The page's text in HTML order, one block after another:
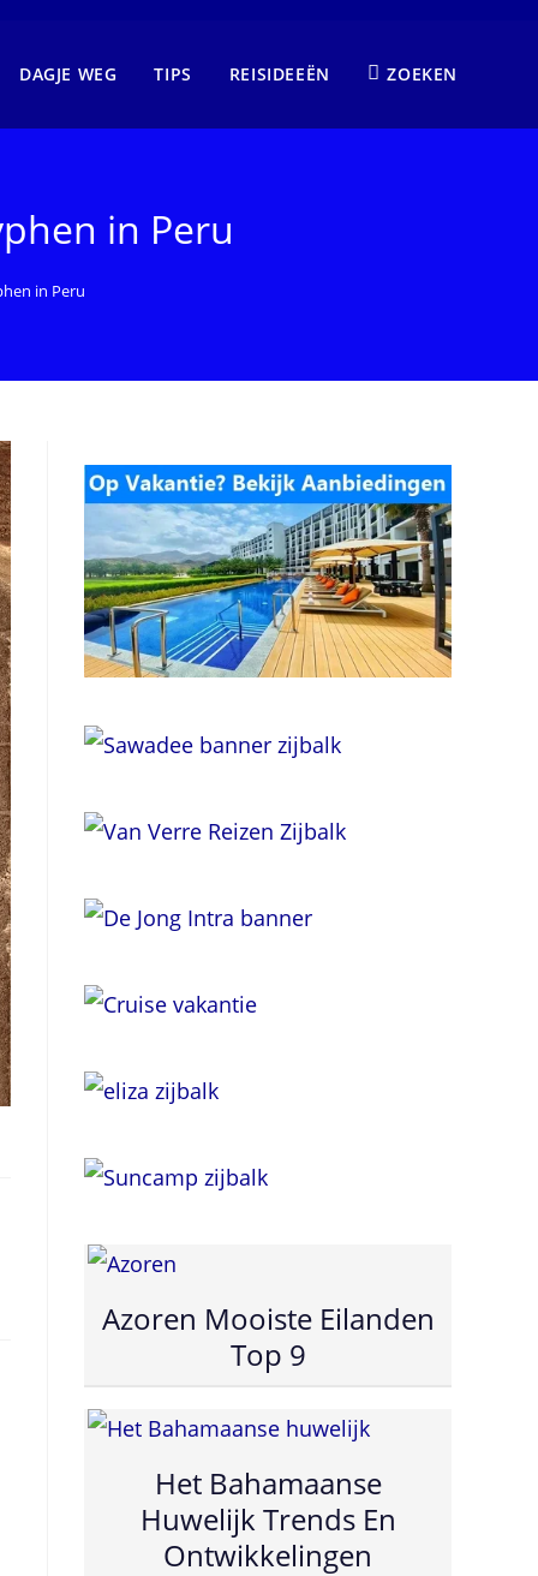
DAGJE WEG TIPS REISIDEEËN ZOEKEN
in Peru
in Peru
Azoren Mooiste Eilanden
Top 9
Het Bahamaanse
Huwelijk Trends En
Ontwikkelingen